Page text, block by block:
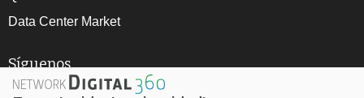
Data Center Market
Síguenos